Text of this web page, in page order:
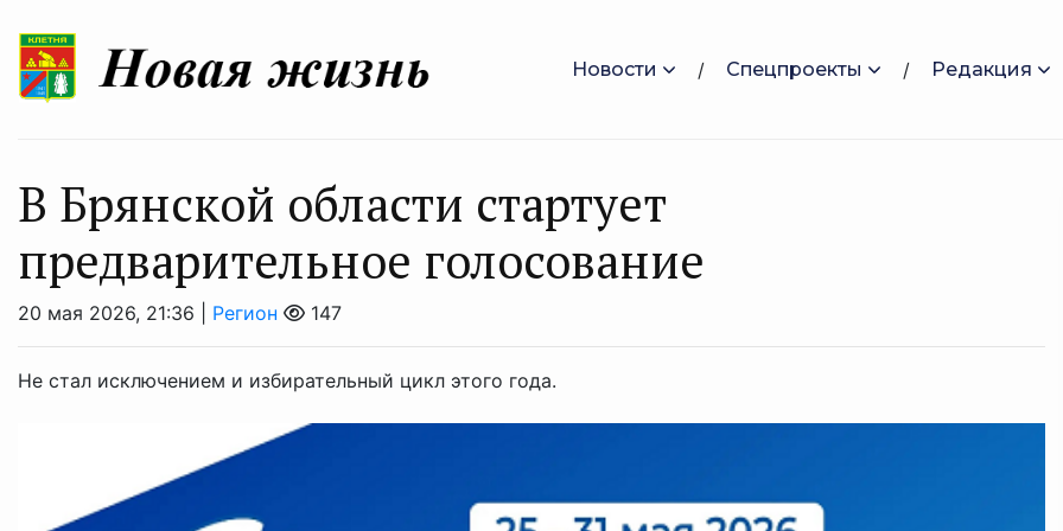
Новости Спецпроекты Редакция
В Брянской области стартует
предварительное голосование
20 мая 2026, 21:36 | Регион 147
Не стал исключением и избирательный цикл этого года.